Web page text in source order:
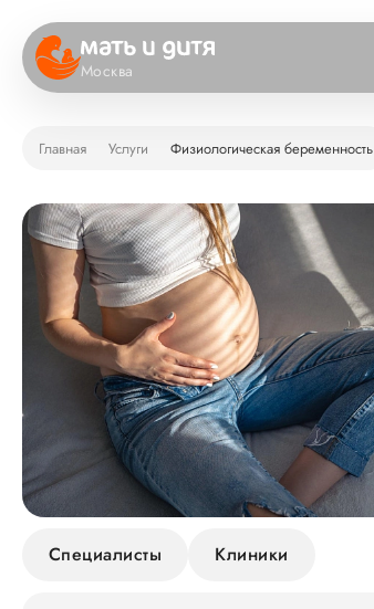
Москва
Главная Услуги Физиологическая беременность
Специалисты Клиники